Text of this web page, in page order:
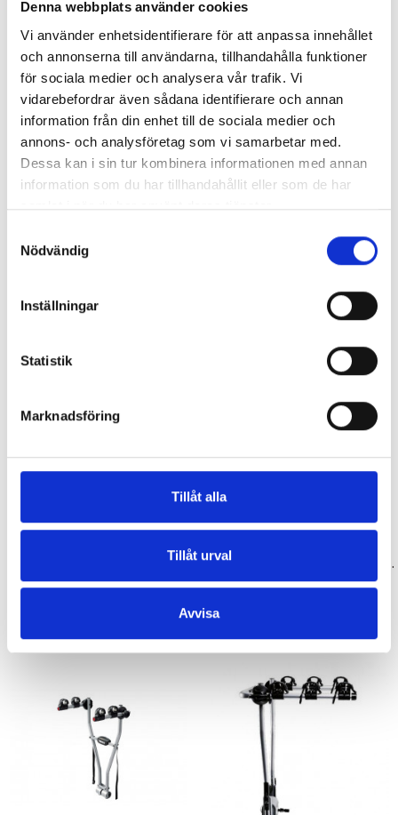
Denna webbplats använder cookies
Vi använder enhetsidentifierare för att anpassa innehållet
och annonserna till användarna, tillhandahålla funktioner
för sociala medier och analysera vår trafik. Vi
vidarebefordrar även sådana identifierare och annan
information från din enhet till de sociala medier och
annons- och analysföretag som vi samarbetar med.
Dessa kan i sin tur kombinera informationen med annan
information som du har tillhandahållit eller som de har
samlat i när du har använt deras tjänster.
Nödvändig
Inställningar
Statistik
Marknadsföring
Tillåt alla
Tillåt urval
Avvisa
699,00 kr
749,00 kr
Tillbehör & Reservdelar
Utställningsstativ rakk xl för cykel upptill 29 tum mtb svart feedback sports
799,00 kr